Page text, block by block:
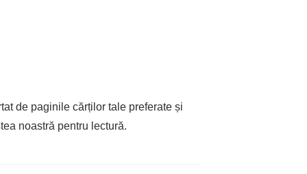
de paginile cărților tale preferate și
noastră pentru lectură.